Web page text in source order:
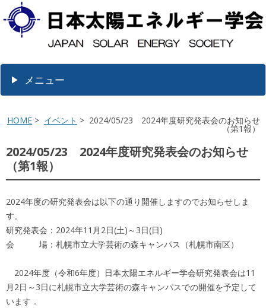
メニュー
HOME > イベント > 2024/05/23 2024年度研究発表会のお知らせ
（第1報）
2024/05/23 2024年度研究発表会のお知らせ
（第1報）
2024年度の研究発表会は以下の通り開催しますのでお知らせしま
す。
研究発表会：2024年11月2日(土)～3日(日)
会 場：札幌市立大学芸術の森キャンパス（札幌市南区）
2024年度（令和6年度）日本太陽エネルギー学会研究発表会は11
月2日～3日に札幌市立大学芸術の森キャンパスでの開催を予定して
います．